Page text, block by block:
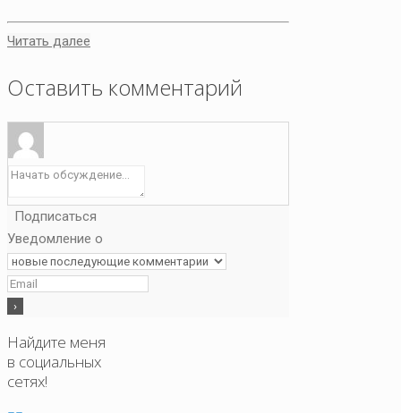
Читать далее
Оставить комментарий
Подписаться
Уведомление о
Найдите меня
в социальных
сетях!